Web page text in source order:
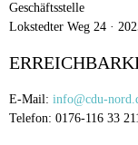
Geschäftsstelle
Lokstedter Weg 24 ·
E-Mail: info@cdu-
Telefon: 0176-116 33